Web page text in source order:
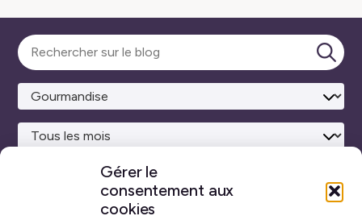
Gérer le
consentement aux
cookies
la
Sélectionner
une
réalisé avecWordPress ♥et beaucoup de café.